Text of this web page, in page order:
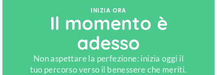
INIZIA ORA
Il momento è
adesso
Non aspettare la perfezione: inizia oggi il
tuo percorso verso il benessere che meriti.